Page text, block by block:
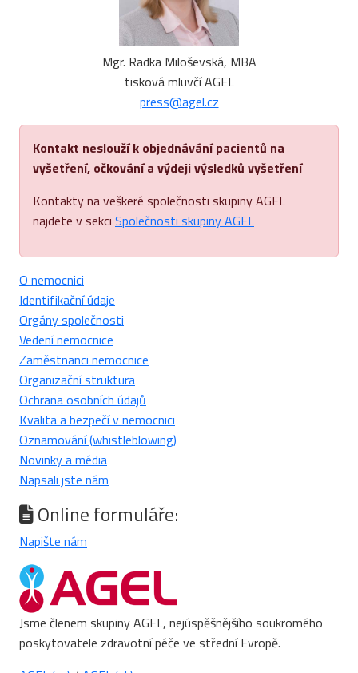
Mgr. Radka Miloševská, MBA
tisková mluvčí AGEL
press@agel.cz
Kontakt neslouží k objednávání pacientů na
vyšetření, očkování a výdeji výsledků vyšetření
Kontakty na veškeré společnosti skupiny AGEL
najdete v sekci Společnosti skupiny AGEL
O nemocnici
Identifikační údaje
Orgány společnosti
Vedení nemocnice
Zaměstnanci nemocnice
Organizační struktura
Ochrana osobních údajů
Kvalita a bezpečí v nemocnici
Oznamování (whistleblowing)
Novinky a média
Napsali jste nám
Online formuláře:
Napište nám
Jsme členem skupiny AGEL, nejúspěšnějšího soukromého
poskytovatele zdravotní péče ve střední Evropě.